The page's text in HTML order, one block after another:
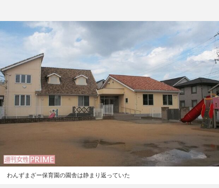
わんずまざー保育園の園舎は静まり返っていた